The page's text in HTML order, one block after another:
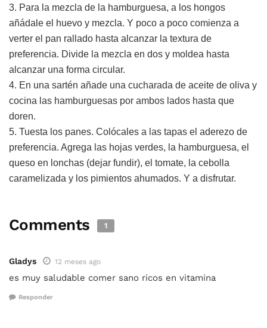
3. Para la mezcla de la hamburguesa, a los hongos
añádale el huevo y mezcla. Y poco a poco comienza a
verter el pan rallado hasta alcanzar la textura de
preferencia. Divide la mezcla en dos y moldea hasta
alcanzar una forma circular.
4. En una sartén añade una cucharada de aceite de oliva y
cocina las hamburguesas por ambos lados hasta que
doren.
5. Tuesta los panes. Colócales a las tapas el aderezo de
preferencia. Agrega las hojas verdes, la hamburguesa, el
queso en lonchas (dejar fundir), el tomate, la cebolla
caramelizada y los pimientos ahumados. Y a disfrutar.
Comments 1
Gladys 12 meses ago
es muy saludable comer sano ricos en vitamina
Responder